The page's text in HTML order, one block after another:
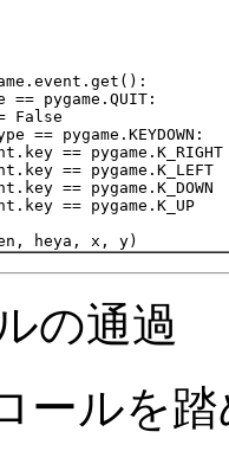
== pygame.QUIT:
False
== pygame.KEYDOWN:
==
== pygame.K_LEFT
== pygame.K_DOWN
== pygame.K_UP
の通過
ールを